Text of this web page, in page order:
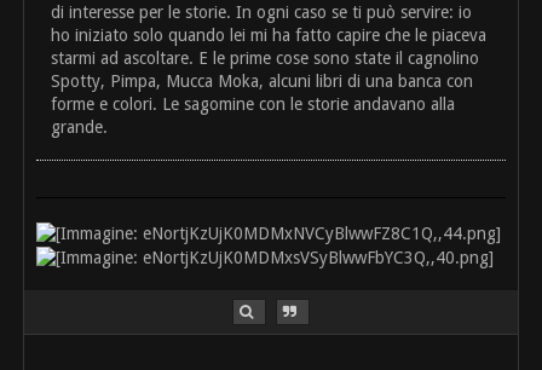
di interesse per le storie. In ogni caso se ti può servire: io
ho iniziato solo quando lei mi ha fatto capire che le piaceva
starmi ad ascoltare. E le prime cose sono state il cagnolino
Spotty, Pimpa, Mucca Moka, alcuni libri di una banca con
forme e colori. Le sagomine con le storie andavano alla
grande.